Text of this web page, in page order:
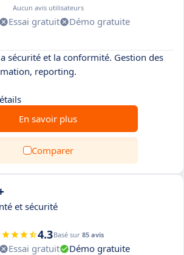
Aucun avis utilisateurs
Essai gratuit
Démo gratuite
sécurité et la conformité. Gestion des
reporting.
En savoir plus
Comparer
et sécurité
4.3Basé sur 85 avis
Essai gratuit
Démo gratuite